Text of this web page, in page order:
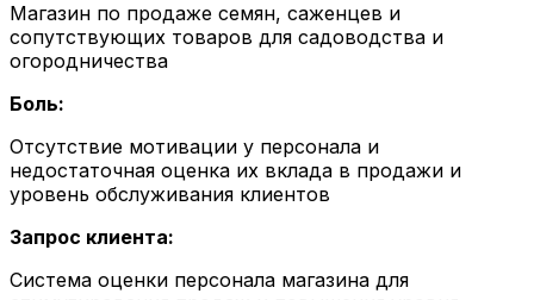
Магазин по продаже семян, саженцев и
сопутствующих товаров для садоводства и
огородничества
Боль:
Отсутствие мотивации у персонала и
недостаточная оценка их вклада в продажи и
уровень обслуживания клиентов
Запрос клиента:
Система оценки персонала магазина для